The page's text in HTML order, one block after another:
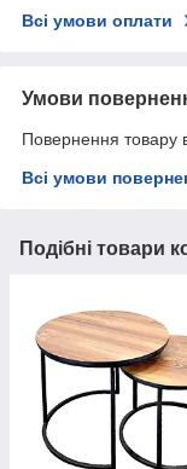
Всі умови оплати
Умови
Повернення товару
Всі умови
Подібні товари